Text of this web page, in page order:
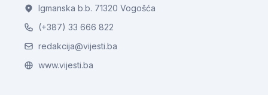
Igmanska b.b. 71320 Vogošća
(+387) 33 666 822
redakcija@vijesti.ba
www.vijesti.ba